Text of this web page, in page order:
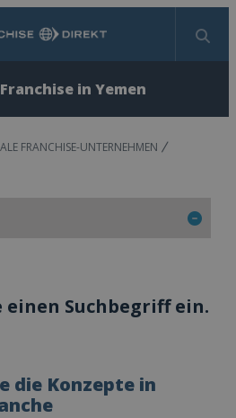
Suchen
in Yemen
FRANCHISE-UNTERNEHMEN
einen Suchbegriff ein.
die Konzepte in